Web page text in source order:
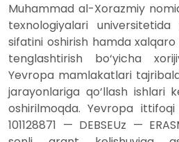
Muhammad al-Xorazmiy
texnologiyalari
sifatini oshirish hamda
tenglashtirish bo‘yicha
Yevropa mamlakatlari
jarayonlariga qo‘llash ishlari
oshirilmoqda. Yevropa
101128871 — DEBSEUz —